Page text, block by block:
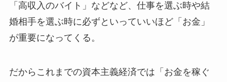
「高収入のバイト」などなど、仕事を選ぶ時や結
婚相手を選ぶ時に必ずといっていいほど「お金」
が重要になってくる。
だからこれまでの資本主義経済では「お金を稼ぐ